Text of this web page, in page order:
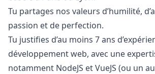
Tu partages nos valeurs d’humilité,
passion et de perfection.
Tu justifies d’au moins 7 ans
développement web, avec une
notamment NodeJS et VueJS (ou un